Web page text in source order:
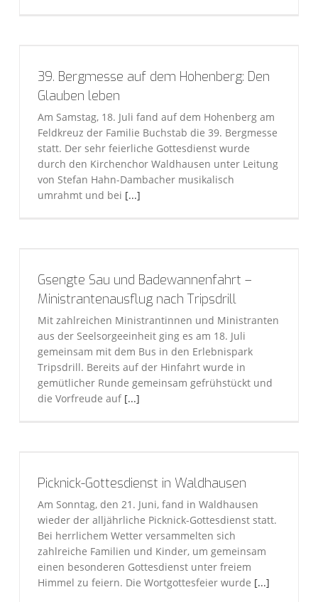
39. Bergmesse auf dem Hohenberg: Den
Glauben leben
Am Samstag, 18. Juli fand auf dem Hohenberg am
Feldkreuz der Familie Buchstab die 39. Bergmesse
statt. Der sehr feierliche Gottesdienst wurde
durch den Kirchenchor Waldhausen unter Leitung
von Stefan Hahn-Dambacher musikalisch
umrahmt und bei [...]
Gsengte Sau und Badewannenfahrt –
Ministrantenausflug nach Tripsdrill
Mit zahlreichen Ministrantinnen und Ministranten
aus der Seelsorgeeinheit ging es am 18. Juli
gemeinsam mit dem Bus in den Erlebnispark
Tripsdrill. Bereits auf der Hinfahrt wurde in
gemütlicher Runde gemeinsam gefrühstückt und
die Vorfreude auf [...]
Picknick-Gottesdienst in Waldhausen
Am Sonntag, den 21. Juni, fand in Waldhausen
wieder der alljährliche Picknick-Gottesdienst statt.
Bei herrlichem Wetter versammelten sich
zahlreiche Familien und Kinder, um gemeinsam
einen besonderen Gottesdienst unter freiem
Himmel zu feiern. Die Wortgottesfeier wurde [...]